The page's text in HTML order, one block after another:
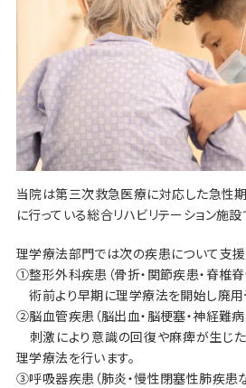
当院は第三次救急医療に対応した急性
に行っている総合リハビリテーション施設
理学療法部門では次の疾患について支援
①整形外科疾患（骨折・関節疾患・脊椎脊
術前より早期に理学療法を開始し廃用
②脳血管疾患（脳出血・脳梗塞・神経難病
刺激により意識の回復や麻痺が生じ
理学療法を行います。
③呼吸器疾患（肺炎・慢性閉塞性肺疾患な